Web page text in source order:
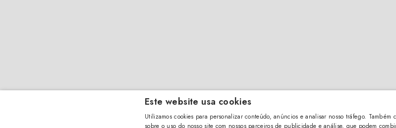
Este website usa cookies
Utilizamos cookies para personalizar conteúdo, anúncios e analisar nosso tráfego. Também
sobre o uso do nosso site com nossos parceiros de publicidade e análise, que podem